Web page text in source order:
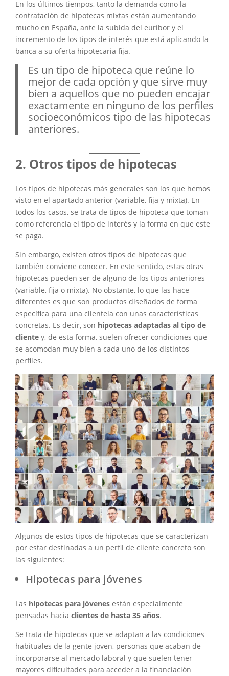
En los últimos tiempos, tanto la demanda como la
contratación de hipotecas mixtas están aumentando
mucho en España, ante la subida del euríbor y el
incremento de los tipos de interés que está aplicando la
banca a su oferta hipotecaria fija.
Es un tipo de hipoteca que reúne lo
mejor de cada opción y que sirve muy
bien a aquellos que no pueden encajar
exactamente en ninguno de los perfiles
socioeconómicos tipo de las hipotecas
anteriores.
Otros tipos de hipotecas
Los tipos de hipotecas más generales son los que hemos
visto en el apartado anterior (variable, fija y mixta). En
todos los casos, se trata de tipos de hipoteca que toman
como referencia el tipo de interés y la forma en que este
se paga.
Sin embargo, existen otros tipos de hipotecas que
también conviene conocer. En este sentido, estas otras
hipotecas pueden ser de alguno de los tipos anteriores
(variable, fija o mixta). No obstante, lo que las hace
diferentes es que son productos diseñados de forma
específica para una clientela con unas características
concretas. Es decir, son hipotecas adaptadas al tipo de
cliente y, de esta forma, suelen ofrecer condiciones que
se acomodan muy bien a cada uno de los distintos
perfiles.
Algunos de estos tipos de hipotecas que se caracterizan
por estar destinadas a un perfil de cliente concreto son
las siguientes:
Hipotecas para jóvenes
Las hipotecas para jóvenes están especialmente
pensadas hacia clientes de hasta 35 años.
Se trata de hipotecas que se adaptan a las condiciones
habituales de la gente joven, personas que acaban de
incorporarse al mercado laboral y que suelen tener
mayores dificultades para acceder a la financiación